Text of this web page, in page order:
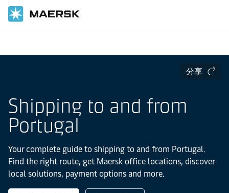
分享
Shipping to and from
Portugal
Your complete guide to shipping to and from Portugal.
Find the right route, get Maersk office locations, discover
local solutions, payment options and more.